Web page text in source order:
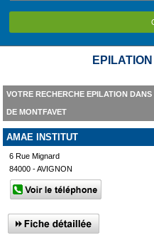
VOTRE RECHERCHE EPILATION
DE MONTFAVET
AMAE INSTITUT
6 Rue Mignard
84000 - AVIGNON